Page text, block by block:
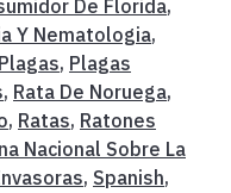
De Florida,
Y Nematologia,
Plagas, Plagas
, Rata De Noruega,
, Ratas, Ratones
Nacional Sobre La
, Spanish,